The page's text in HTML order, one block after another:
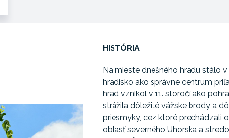
HISTÓRIA
Na mieste dnešného hradu stálo
hradisko ako správne centrum
hrad vznikol v 11. storočí ako
strážila dôležité vážske brody a
priesmyky, cez ktoré prechádzali
oblasť severného Uhorska a